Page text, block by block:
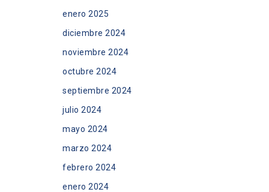
enero 2025
diciembre 2024
noviembre 2024
octubre 2024
septiembre 2024
julio 2024
mayo 2024
marzo 2024
febrero 2024
enero 2024